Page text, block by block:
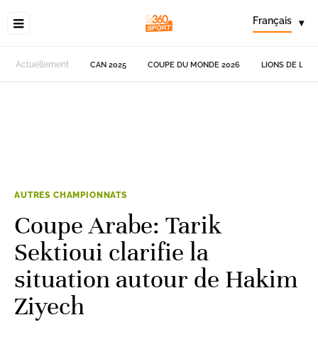
Français ▾
Actuellement CAN 2025 COUPE DU MONDE 2026 LIONS DE
AUTRES CHAMPIONNATS
Coupe Arabe: Tarik
Sektioui clarifie la
situation autour de Hakim
Ziyech